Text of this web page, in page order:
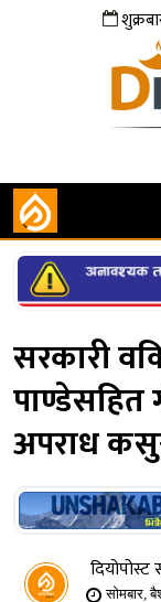
सरकारी
अपराध
दियोपोस्ट
सोमबार,